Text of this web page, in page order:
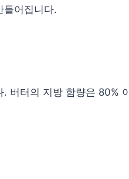
들어집니다.
버터의 지방 함량은 80%